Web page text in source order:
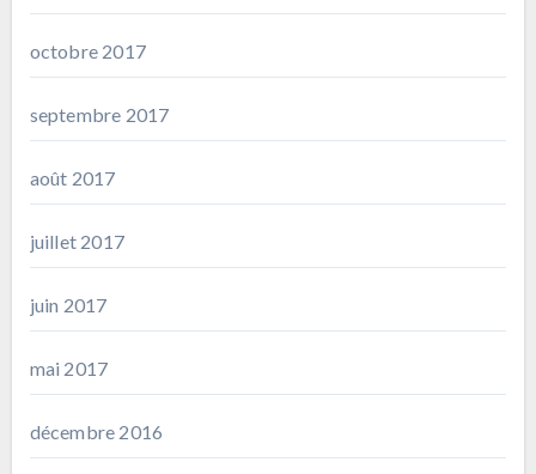
octobre 2017
septembre 2017
août 2017
juillet 2017
juin 2017
mai 2017
décembre 2016